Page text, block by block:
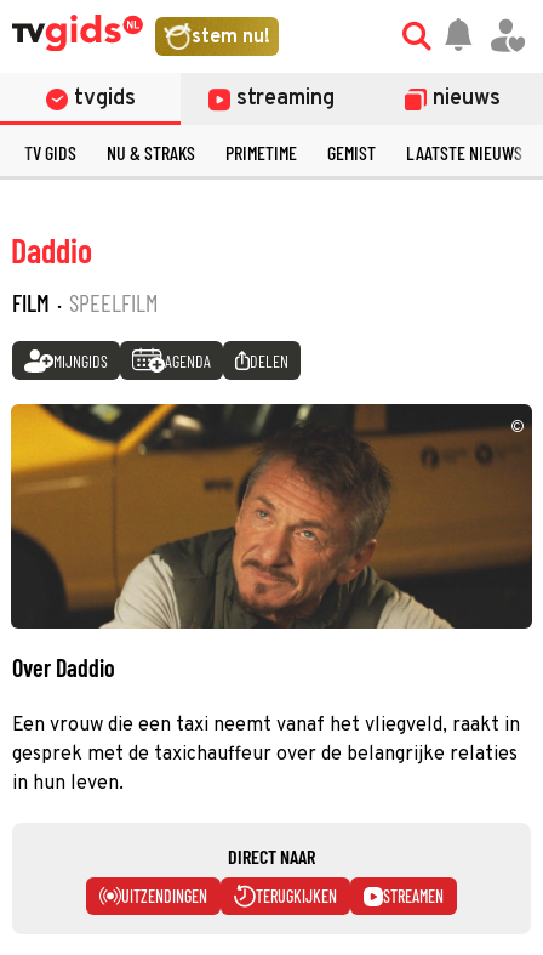
stem nu!
tvgids streaming nieuws
TV GIDS NU & STRAKS PRIMETIME GEMIST LAATSTE NIEUWS
Daddio
FILM · SPEELFILM
MIJNGIDS AGENDA DELEN
©
Over Daddio
Een vrouw die een taxi neemt vanaf het vliegveld, raakt in
gesprek met de taxichauffeur over de belangrijke relaties
in hun leven.
DIRECT NAAR
UITZENDINGEN TERUGKIJKEN STREAMEN